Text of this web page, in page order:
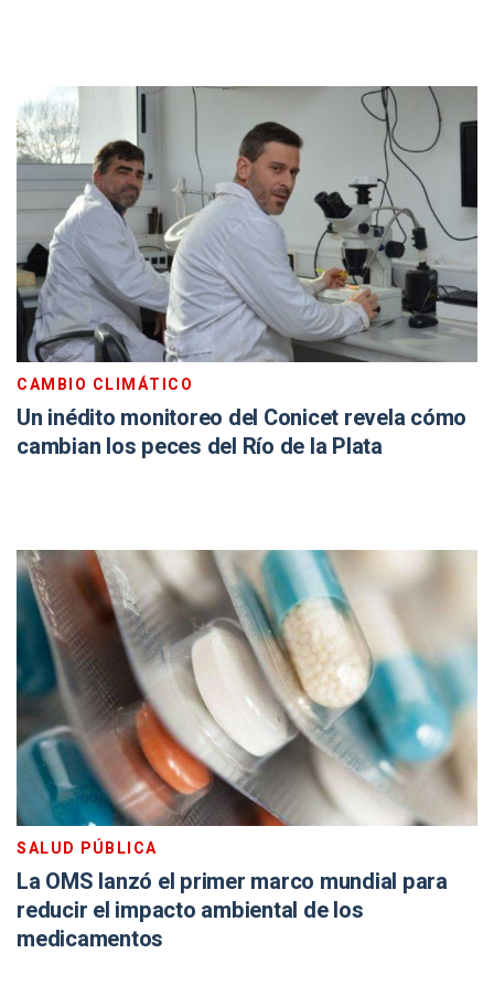
CAMBIO CLIMÁTICO
Un inédito monitoreo del Conicet revela cómo
cambian los peces del Río de la Plata
SALUD PÚBLICA
La OMS lanzó el primer marco mundial para
reducir el impacto ambiental de los
medicamentos